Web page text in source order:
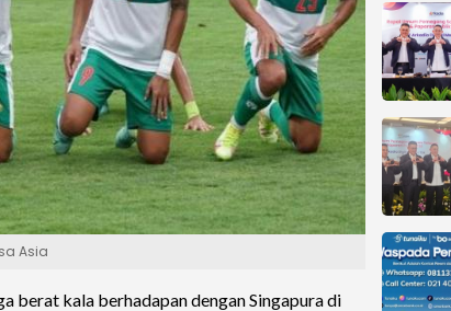
Asia
berat kala berhadapan dengan Singapura di